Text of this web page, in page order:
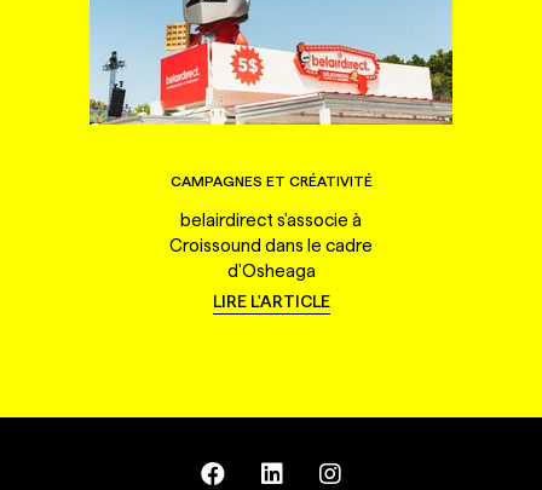
CAMPAGNES ET CRÉATIVITÉ
belairdirect s'associe à
Croissound dans le cadre
d'Osheaga
LIRE L'ARTICLE